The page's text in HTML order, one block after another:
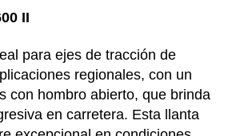
II
para ejes de tracción de
regionales, con un
con hombro abierto, que brinda
en carretera. Esta llanta